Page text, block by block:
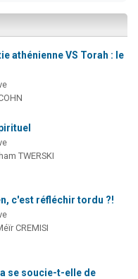
athénienne VS Torah : le
TWERSKI
c'est réfléchir tordu ?!
CREMISI
se soucie-t-elle de